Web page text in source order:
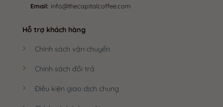
Email: info@thecapitalcoffee.com
Hỗ trợ khách hàng
Chính sách vận chuyển
Chính sách đổi trả
Điều kiện giao dịch chung